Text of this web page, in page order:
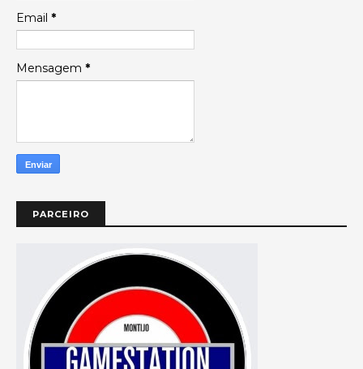
Email *
Mensagem *
PARCEIRO